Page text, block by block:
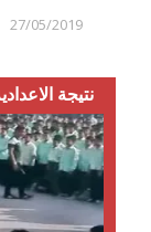
27/05/2019
نتيجة